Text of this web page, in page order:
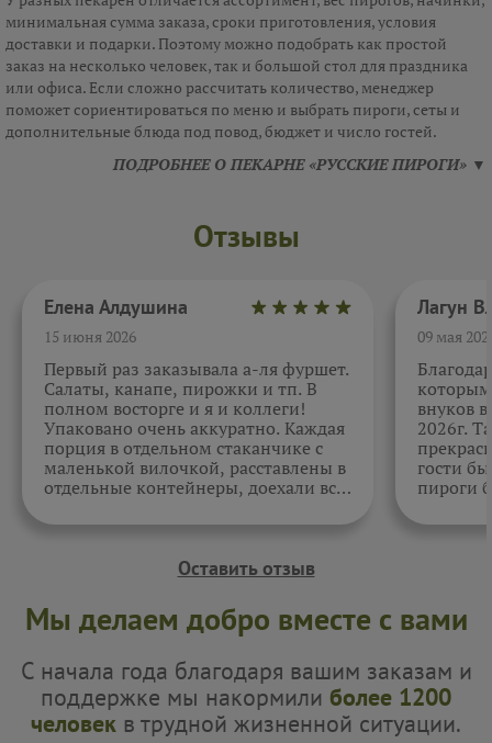
минимальная сумма заказа, сроки приготовления, условия
доставки и подарки. Поэтому можно подобрать как простой
заказ на несколько человек, так и большой стол для праздника
или офиса. Если сложно рассчитать количество, менеджер
поможет сориентироваться по меню и выбрать пироги, сеты и
дополнительные блюда под повод, бюджет и число гостей.
ПОДРОБНЕЕ О ПЕКАРНЕ «РУССКИЕ ПИРОГИ» ▼
Отзывы
Елена Алдушина
15 июня 2026
Первый раз заказывала а-ля фуршет.
Салаты, канапе, пирожки и тп. В
полном восторге и я и коллеги!
Упаковано очень аккуратно. Каждая
порция в отдельном стаканчике с
маленькой вилочкой, расставлены в
отдельные контейнеры, доехали все
спасибо за внимательность к датам.
09 мая
внуков
2026г.
гости
пироги
Оставить отзыв
Мы делаем добро вместе с вами
С начала года благодаря вашим заказам и
поддержке мы накормили более 1200
человек в трудной жизненной ситуации.